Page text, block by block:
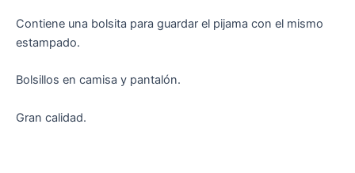
Contiene una bolsita para guardar el pijama con el mismo
estampado.
Bolsillos en camisa y pantalón.
Gran calidad.